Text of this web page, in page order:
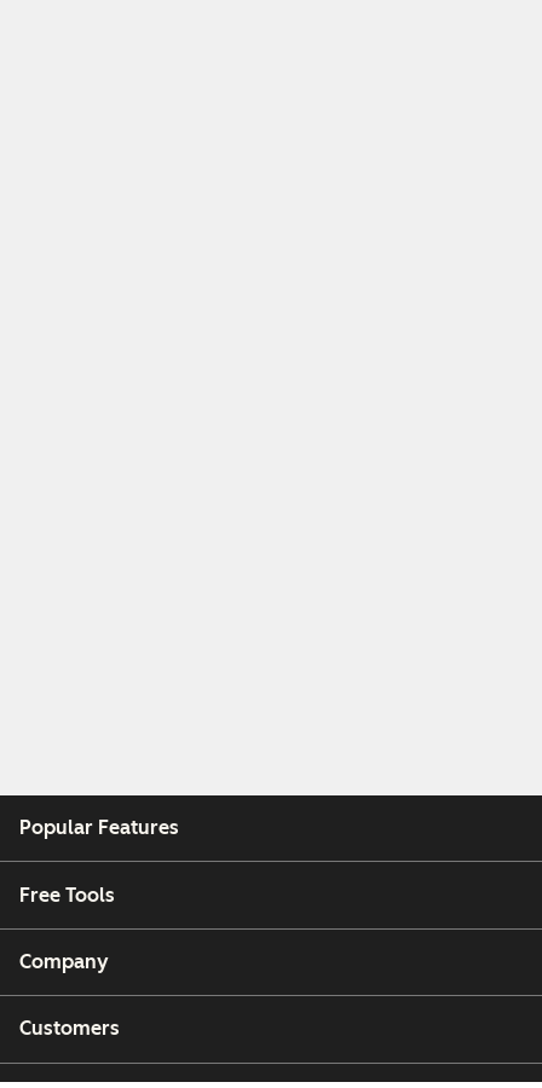
Popular Features
Free Tools
Company
Customers